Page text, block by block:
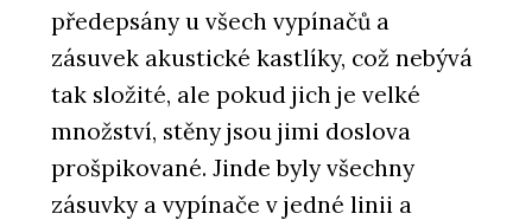
předepsány u všech vypínačů a
zásuvek akustické kastlíky, což nebývá
tak složité, ale pokud jich je velké
množství, stěny jsou jimi doslova
prošpikované. Jinde byly všechny
zásuvky a vypínače v jedné linii a